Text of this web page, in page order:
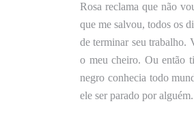
Rosa reclama que não
que me salvou, todos os
de terminar seu trabalho.
o meu cheiro. Ou então
negro conhecia todo
ele ser parado por alguém.